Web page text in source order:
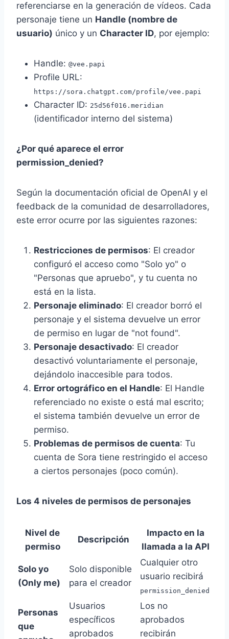
referenciarse en la generación de vídeos. Cada
personaje tiene un Handle (nombre de
usuario) único y un Character ID, por ejemplo:
Handle: @vee.papi
Profile URL:
https://sora.chatgpt.com/profile/vee.papi
Character ID: 25d56f016.meridian
(identificador interno del sistema)
¿Por qué aparece el error
permission_denied?
Según la documentación oficial de OpenAI y el
feedback de la comunidad de desarrolladores,
este error ocurre por las siguientes razones:
Restricciones de permisos: El creador
configuró el acceso como "Solo yo" o
"Personas que apruebo", y tu cuenta no
está en la lista.
Personaje eliminado: El creador borró el
personaje y el sistema devuelve un error
de permiso en lugar de "not found".
Personaje desactivado: El creador
desactivó voluntariamente el personaje,
dejándolo inaccesible para todos.
Error ortográfico en el Handle: El Handle
referenciado no existe o está mal escrito;
el sistema también devuelve un error de
permiso.
Problemas de permisos de cuenta: Tu
cuenta de Sora tiene restringido el acceso
a ciertos personajes (poco común).
Los 4 niveles de permisos de personajes
Nivel de
permiso
Descripción
Impacto en la
llamada a la API
Solo yo
(Only me)
Solo disponible
para el creador
Cualquier otro
usuario recibirá
permission_denied
Personas
que
Usuarios
específicos
aprobados
Los no
aprobados
recibirán